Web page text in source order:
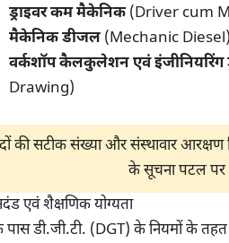
ड्राइवर कम मैकेनिक(Driver cum
मैकेनिक डीजल(Mechanic Diesel)
वर्कशॉप कैलकुलेशन एवं इंजीनियरिंग
Drawing)
की सटीक संख्या और संस्थावार आरक्षण
के सूचना पटल पर
एवं शैक्षणिक योग्यता
डी.जी.टी. (DGT) के नियमों के तहत